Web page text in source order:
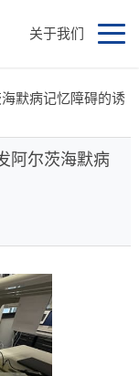
关于我们
默病记忆障碍的诱
阿尔茨海默病